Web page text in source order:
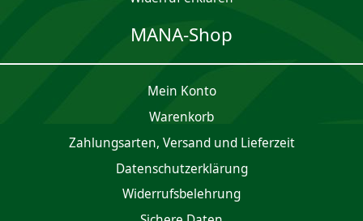
MANA-Shop
Mein Konto
Waren­korb
Zahlungsarten, Versand und Lieferzeit
Daten­schutz­er­klärung
Widerrufsbelehrung